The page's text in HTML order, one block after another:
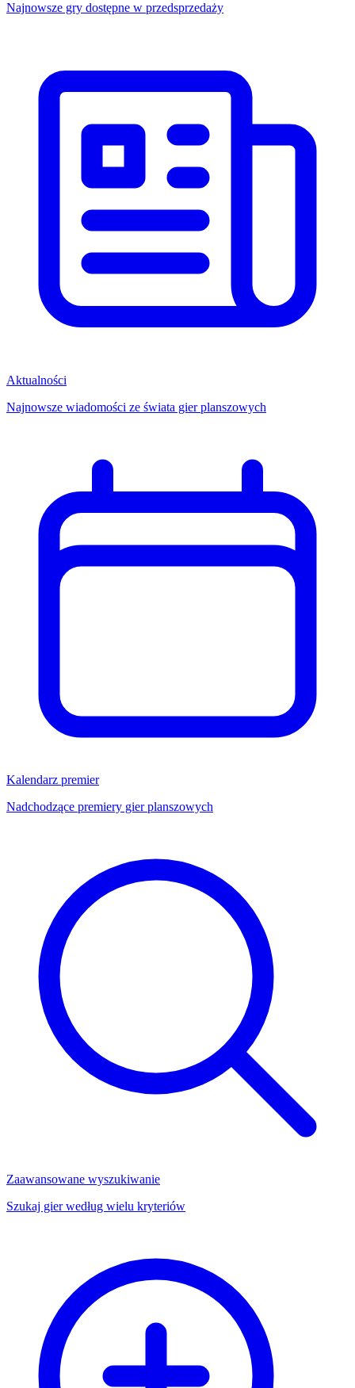
Najnowsze gry dostępne w przedsprzedaży
Aktualności
Najnowsze wiadomości ze świata gier planszowych
Kalendarz premier
Nadchodzące premiery gier planszowych
Zaawansowane wyszukiwanie
Szukaj gier według wielu kryteriów